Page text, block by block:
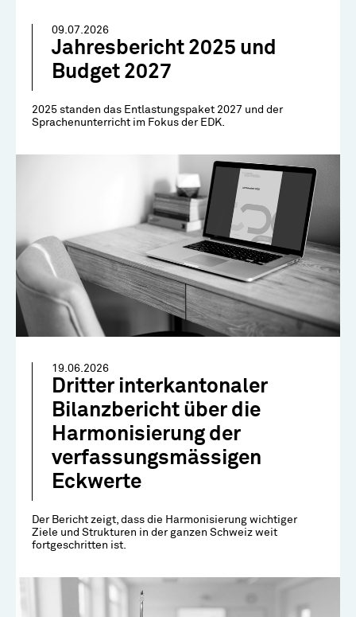
09.07.2026
Jahresbericht 2025 und
Budget 2027
2025 standen das Entlastungspaket 2027 und der
Sprachenunterricht im Fokus der EDK.
19.06.2026
Dritter interkantonaler
Bilanzbericht über die
Harmonisierung der
verfassungsmässigen
Eckwerte
Der Bericht zeigt, dass die Harmonisierung wichtiger
Ziele und Strukturen in der ganzen Schweiz weit
fortgeschritten ist.